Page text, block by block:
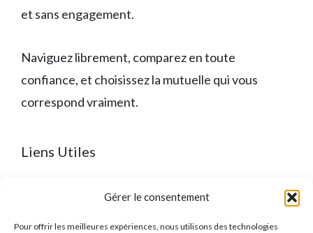
Gérer le consentement
Pour offrir les meilleures expériences, nous utilisons des technologies
et sans engagement.
Naviguez librement, comparez en toute
confiance, et choisissez la mutuelle qui vous
correspond vraiment.
Liens Utiles
Qui sommes-nous ?
Devenir Partenaire